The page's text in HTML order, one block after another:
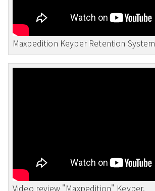
Maxpedition Keyper Retention System
Video review "Maxpedition" Keyper.